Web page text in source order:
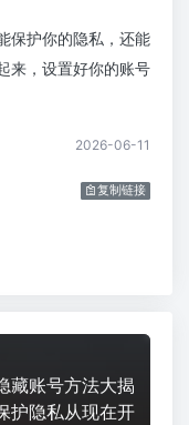
保护你的隐私，还能
来，设置好你的账号
2026-06-11
复制链接
藏账号方法大揭
护隐私从现在开